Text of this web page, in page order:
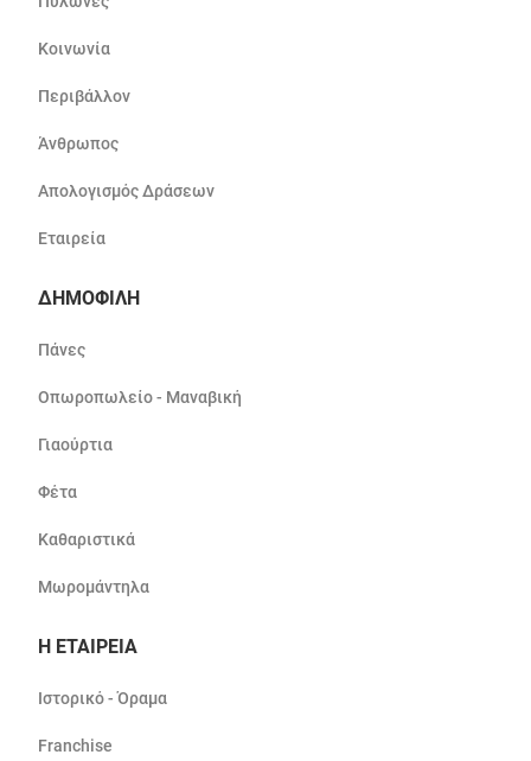
Κοινωνία
Περιβάλλον
Άνθρωπος
Απολογισμός Δράσεων
Εταιρεία
ΔΗΜΟΦΙΛΗ
Πάνες
Οπωροπωλείο - Μαναβική
Γιαούρτια
Φέτα
Καθαριστικά
Μωρομάντηλα
Η ΕΤΑΙΡΕΙΑ
Ιστορικό - Όραμα
Franchise